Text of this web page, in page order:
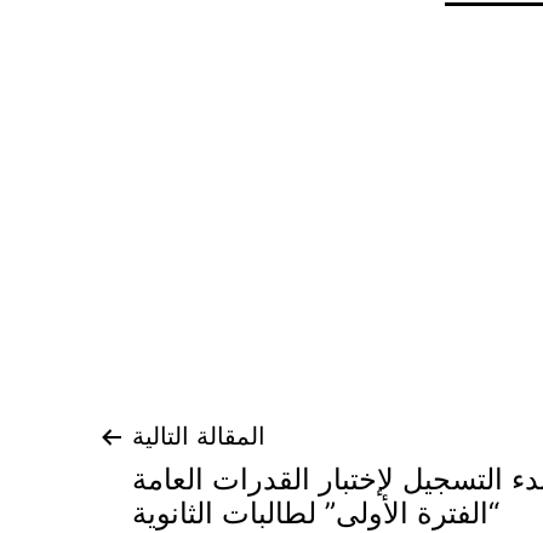
المقالة التالية
التسجيل لإختبار القدرات العامة
“الفترة الأولى” لطالبات الثانوية